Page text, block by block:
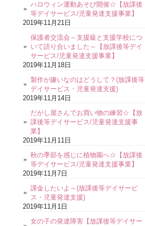
ハロウィン運動あそび開催☆【放課後
等デイサービス/児童発達支援事業】
2019年11月21日
保護者交流会～支援級と支援学校につ
いて語り合いました～【放課後等デイ
サービス/児童発達支援事業】
2019年11月18日
製作が嫌いなのはどうして？(放課後等
デイサービス・児童発達支援)
2019年11月14日
だがし屋さんでお買い物の練習☆【放
課後等デイサービス/児童発達支援事
業】
2019年11月11日
秋の季節を感じに植物園へ☆【放課後
等デイサービス/児童発達支援事業】
2019年11月7日
課金したいよ～(放課後等デイサービ
ス・児童発達支援)
2019年11月1日
女の子の発達障害【放課後等デイサー